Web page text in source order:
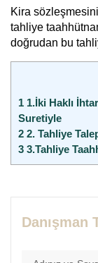
Kira
tahliye
doğrudan bu
1 1.İki Haklı
Suretiyle
2 2. Tahliye
3 3.Tahliye
Danışman